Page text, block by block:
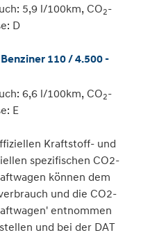
5,9 l/100km, CO2-
D
110 / 4.500 -
6,6 l/100km, CO2-
E
Kraftstoff- und
spezifischen CO2-
können dem
und die CO2-
entnommen
und bei der DAT